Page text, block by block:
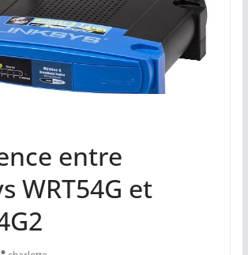
entre
WRT54G et